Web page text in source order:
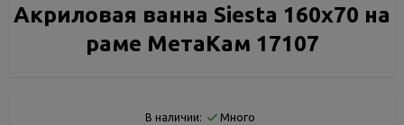
Акриловая ванна Siesta 160х70 на
раме МетаКам 17107
В наличии: Много